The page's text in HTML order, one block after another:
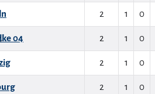
2 1 0
04 2 1 0
2 1 0
2 1 0